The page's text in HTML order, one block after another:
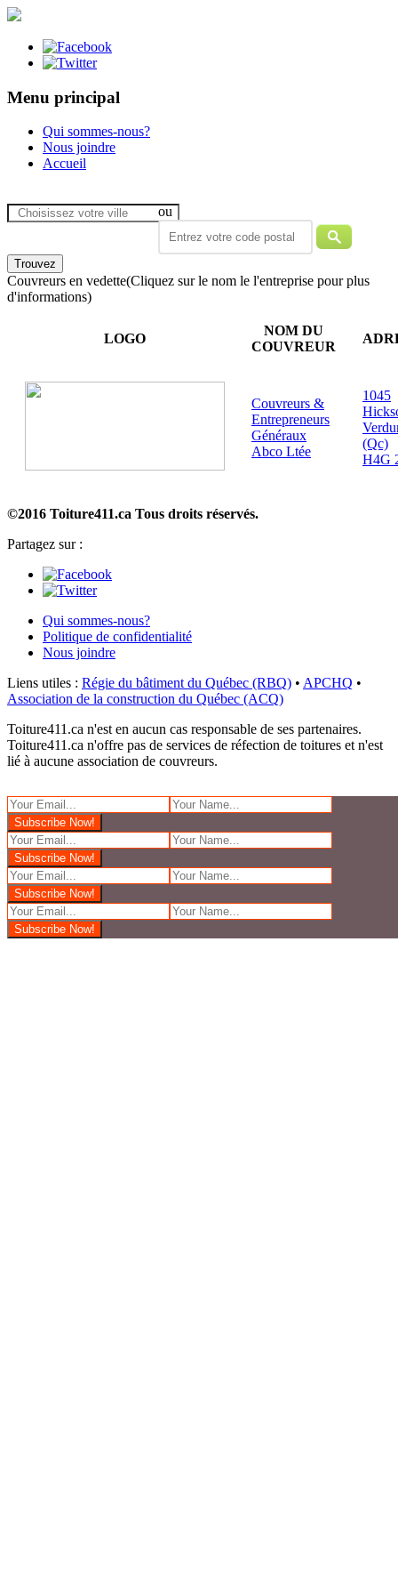
Menu principal
Qui sommes-nous?
Nous joindre
Accueil
ou
Couvreurs en vedette(Cliquez sur le nom le l'entreprise pour plus
d'informations)
LOGO
NOM DU
COUVREUR
Couvreurs &
Entrepreneurs
Généraux
Abco Ltée
1045
(Qc)
H4G
©2016 Toiture411.ca Tous droits réservés.
Partagez sur :
Qui sommes-nous?
Politique de confidentialité
Nous joindre
Liens utiles : Régie du bâtiment du Québec (RBQ) • APCHQ •
Association de la construction du Québec (ACQ)
Toiture411.ca n'est en aucun cas responsable de ses partenaires.
Toiture411.ca n'offre pas de services de réfection de toitures et n'est
lié à aucune association de couvreurs.